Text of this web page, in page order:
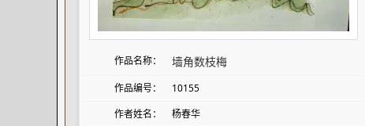
作品名称： 墙角数枝梅
作品编号：
10155
作者姓名：
杨春华